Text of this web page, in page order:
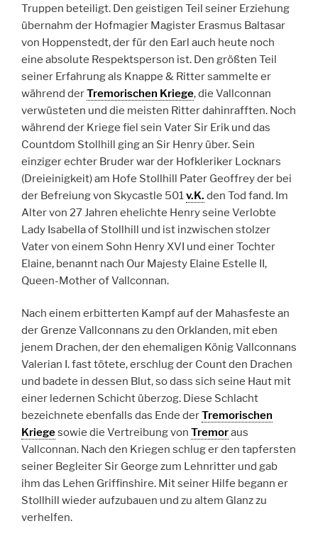
Truppen beteiligt. Den geistigen Teil seiner Erziehung
übernahm der Hofmagier Magister Erasmus Baltasar
von Hoppenstedt, der für den Earl auch heute noch
eine absolute Respektsperson ist. Den größten Teil
seiner Erfahrung als Knappe & Ritter sammelte er
während derTremorischen Kriege, die Vallconnan
verwüsteten und die meisten Ritter dahinrafften. Noch
während der Kriege fiel sein Vater Sir Erik und das
Countdom Stollhill ging an Sir Henry über. Sein
einziger echter Bruder war der Hofkleriker Locknars
(Dreieinigkeit) am Hofe Stollhill Pater Geoffrey der bei
der Befreiung von Skycastle 501v.K. den Tod fand. Im
Alter von 27 Jahren ehelichte Henry seine Verlobte
Lady Isabella of Stollhill und ist inzwischen stolzer
Vater von einem Sohn Henry XVI und einer Tochter
Elaine, benannt nach Our Majesty Elaine Estelle II,
Queen-Mother of Vallconnan.
Nach einem erbitterten Kampf auf der Mahasfeste an
der Grenze Vallconnans zu den Orklanden, mit eben
jenem Drachen, der den ehemaligen König Vallconnans
Valerian I. fast tötete, erschlug der Count den Drachen
und badete in dessen Blut, so dass sich seine Haut mit
einer ledernen Schicht überzog. Diese Schlacht
bezeichnete ebenfalls das Ende derTremorischen
Kriegesowie die Vertreibung von Tremoraus
Vallconnan. Nach den Kriegen schlug er den tapfersten
seiner Begleiter Sir George zum Lehnritter und gab
ihm das Lehen Griffinshire. Mit seiner Hilfe begann er
Stollhill wieder aufzubauen und zu altem Glanz zu
verhelfen.